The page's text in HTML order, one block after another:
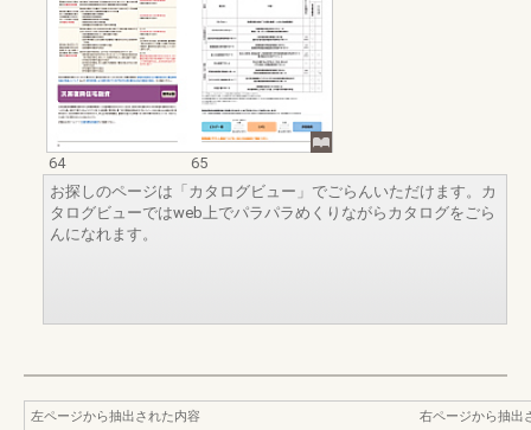
64
65
お探しのページは「カタログビュー」でごらんいただけます。カ
タログビューではweb上でパラパラめくりながらカタログをごら
んになれます。
左ページから抽出された内容
右ページから抽出